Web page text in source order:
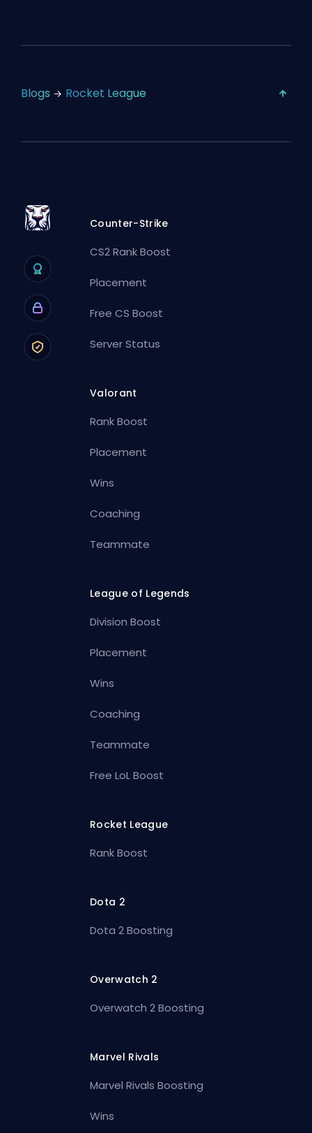
Blogs Rocket League
Counter-Strike
CS2 Rank Boost
Placement
Free CS Boost
Server Status
Valorant
Rank Boost
Placement
Wins
Coaching
Teammate
League of Legends
Division Boost
Placement
Wins
Coaching
Teammate
Free LoL Boost
Rocket League
Rank Boost
Dota 2
Dota 2 Boosting
Overwatch 2
Overwatch 2 Boosting
Marvel Rivals
Marvel Rivals Boosting
Wins